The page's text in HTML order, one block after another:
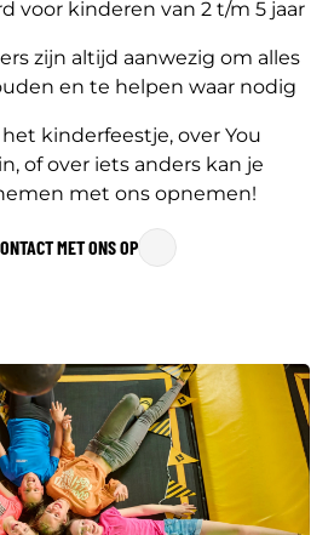
voor kinderen van 2 t/m 5 jaar
zijn altijd aanwezig om alles
en te helpen waar nodig
kinderfeestje, over You
of over iets anders kan je
met ons opnemen!
MET ONS OP